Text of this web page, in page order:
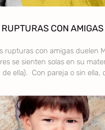
CON
rupturas con amigas duelen
se sienten solas en su
de ella). Con pareja o sin ella,